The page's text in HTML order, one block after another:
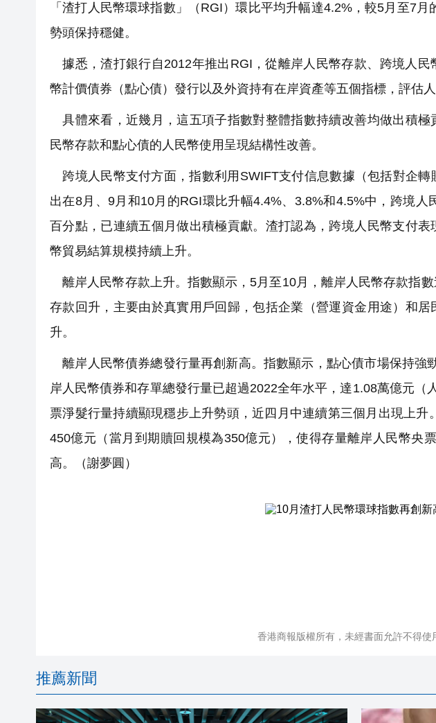
「渣打人民幣環球指數」（RGI）環比平均升幅達4.2%，較5月至7
勢頭保持穩健。
據悉，渣打銀行自2012年推出RGI，從離岸人民幣存款、跨境人民
幣計價債券（點心債）發行以及外資持有在岸資產等五個指標，評估人
具體來看，近幾月，這五項子指數對整體指數持續改善均做出積極
民幣存款和點心債的人民幣使用呈現結構性改善。
跨境人民幣支付方面，指數利用SWIFT支付信息數據（包括對企
出在8月、9月和10月的RGI環比升幅4.4%、3.8%和4.5%中，跨境人
百分點，已連續五個月做出積極貢獻。渣打認為，跨境人民幣支付
幣貿易結算規模持續上升。
離岸人民幣存款上升。指數顯示，5月至10月，離岸人民幣存款指
存款回升，主要由於真實用戶回歸，包括企業（營運資金用途）和
升。
離岸人民幣債券總發行量再創新高。指數顯示，點心債市場保持強
岸人民幣債券和存單總發行量已超過2022全年水平，達1.08萬億元（
票淨髮行量持續顯現穩步上升勢頭，近四月中連續第三個月出現上
450億元（當月到期贖回規模為350億元），使得存量離岸人民幣央
高。（謝夢圓）
香港商報版權所有，未經書面允許不得使
推薦新聞